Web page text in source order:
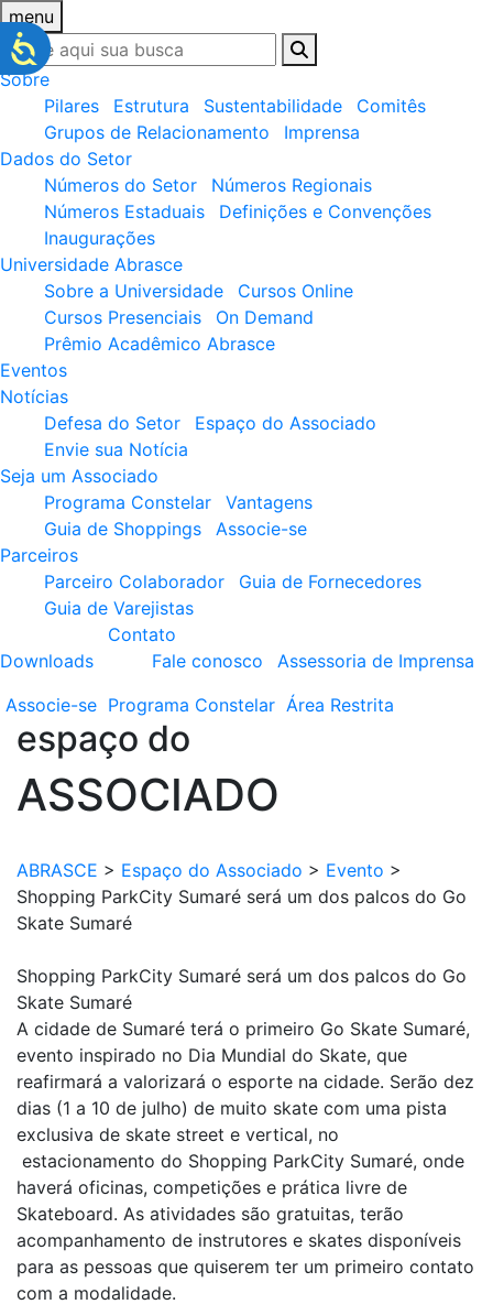
menu
Sobre
Pilares
Estrutura Sustentabilidade
Comitês
Grupos de Relacionamento
Imprensa
Dados do Setor
Números do Setor
Números Regionais
Números Estaduais
Definições e Convenções
Inaugurações
Universidade Abrasce
Sobre a Universidade
Cursos Online
Cursos Presenciais
On Demand
Prêmio Acadêmico Abrasce
Eventos
Notícias
Defesa do Setor
Espaço do Associado
Envie sua Notícia
Seja um Associado
Programa Constelar
Vantagens
Guia de Shoppings
Associe-se
Parceiros
Parceiro Colaborador
Guia de Fornecedores
Guia de Varejistas
Downloads
Contato
Fale conosco
Assessoria de Imprensa
Associe-se Programa Constelar Área Restrita
espaço do
ASSOCIADO
ABRASCE > Espaço do Associado > Evento >
Shopping ParkCity Sumaré será um dos palcos do Go
Skate Sumaré
Shopping ParkCity Sumaré será um dos palcos do Go
Skate Sumaré
A cidade de Sumaré terá o primeiro Go Skate Sumaré,
evento inspirado no Dia Mundial do Skate, que
reafirmará a valorizará o esporte na cidade. Serão dez
dias (1 a 10 de julho) de muito skate com uma pista
exclusiva de skate street e vertical, no
estacionamento do Shopping ParkCity Sumaré, onde
haverá oficinas, competições e prática livre de
Skateboard. As atividades são gratuitas, terão
acompanhamento de instrutores e skates disponíveis
para as pessoas que quiserem ter um primeiro contato
com a modalidade.